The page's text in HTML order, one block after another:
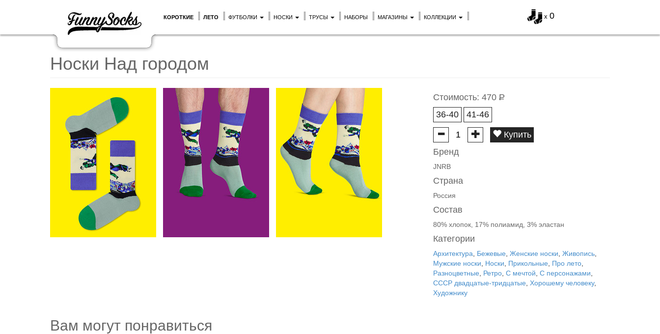
x 0
КОРОТКИЕ ЛЕТО ФУТБОЛКИ НОСКИ ТРУСЫ НАБОРЫ МАГАЗИНЫ КОЛЛЕКЦИИ
Носки Над городом
Стоимость: 470 Р
36-40
41-46
Купить
Бренд
JNRB
Страна
Россия
Состав
80% хлопок, 17% полиамид, 3% эластан
Категории
Архитектура Бежевые Женские носки Живопись
Мужские носки
Носки Прикольные Про лето
Разноцветные
Ретро С мечтой С персонажами
СССР двадцатые-тридцатые
Хорошему человеку,
Художнику
Вам могут понравиться